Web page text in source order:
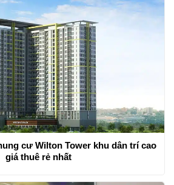
cư Wilton Tower khu dân trí cao
giá thuê rẻ nhất